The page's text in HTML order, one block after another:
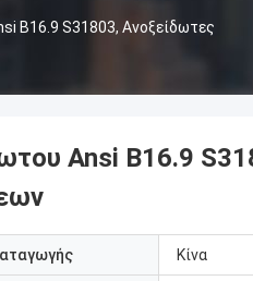
B16.9 S31803, Ανοξείδωτες
Ansi B16.9
Κίνα